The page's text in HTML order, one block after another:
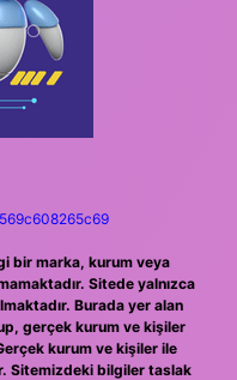
bir marka, kurum veya
Sitede yalnızca
Burada yer alan
gerçek kurum ve kişiler
kurum ve kişiler ile
Sitemizdeki bilgiler taslak